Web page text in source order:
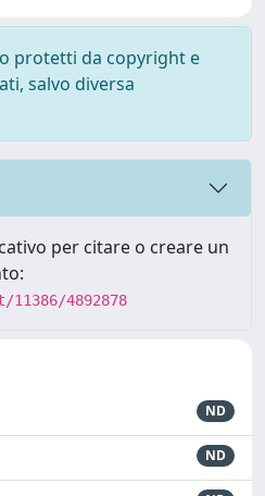
protetti da copyright e
salvo diversa
per citare o creare un
4892878
ND
ND